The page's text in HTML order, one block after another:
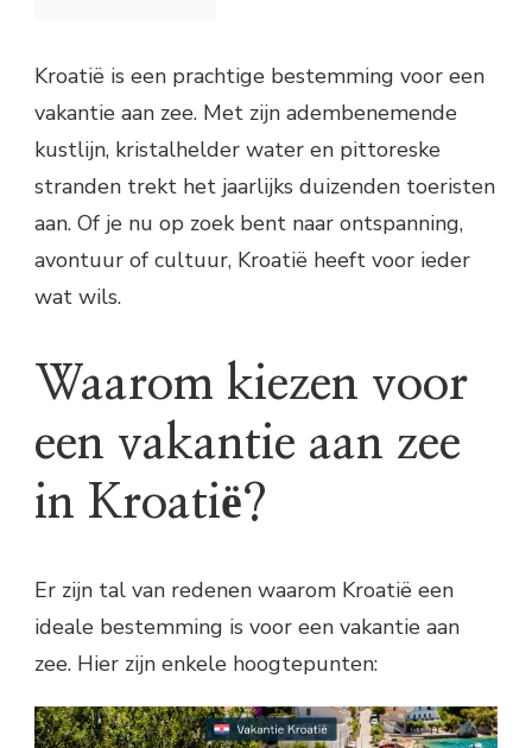
Kroatië is een prachtige bestemming voor een
vakantie aan zee. Met zijn adembenemende
kustlijn, kristalhelder water en pittoreske
stranden trekt het jaarlijks duizenden toeristen
aan. Of je nu op zoek bent naar ontspanning,
avontuur of cultuur, Kroatië heeft voor ieder
wat wils.
Waarom kiezen voor
een vakantie aan zee
in Kroatië?
Er zijn tal van redenen waarom Kroatië een
ideale bestemming is voor een vakantie aan
zee. Hier zijn enkele hoogtepunten: